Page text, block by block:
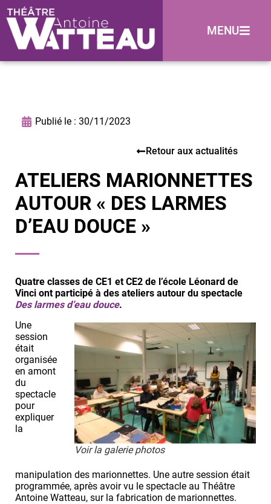
MENU
Publié le : 30/11/2023
Retour aux actualités
ATELIERS MARIONNETTES
AUTOUR « DES LARMES
D’EAU DOUCE »
Quatre classes de CE1 et CE2 de l’école Léonard de
Vinci ont participé à des ateliers autour du spectacle
Des larmes d’eau douce.
Voir la galerie photos
Une
session
était
organisée
en amont
du
spectacle
pour
expliquer
la
manipulation des marionnettes. Une autre session était
programmée, après avoir vu le spectacle au Théâtre
Antoine Watteau, sur la fabrication de marionnettes.